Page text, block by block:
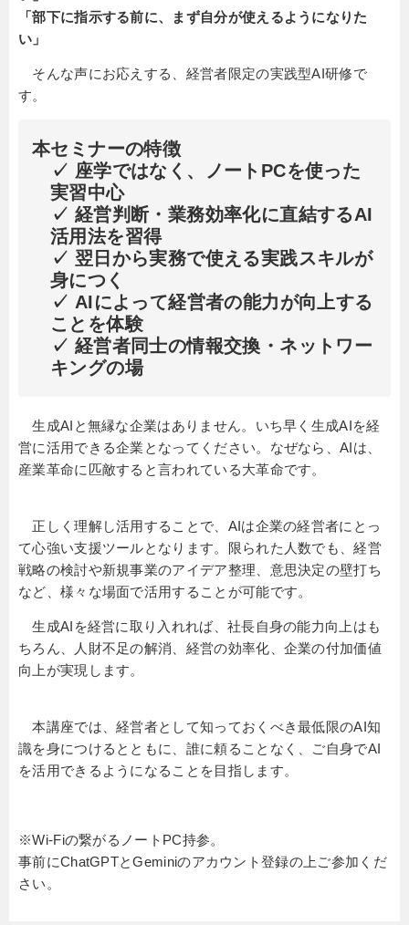
「部下に指示する前に、まず自分が使えるようになりた
い」
そんな声にお応えする、経営者限定の実践型AI研修で
す。
本セミナーの特徴
✓ 座学ではなく、ノートPCを使った
実習中心
✓ 経営判断・業務効率化に直結するAI
活用法を習得
✓ 翌日から実務で使える実践スキルが
身につく
✓ AIによって経営者の能力が向上する
ことを体験
✓ 経営者同士の情報交換・ネットワー
キングの場
生成AIと無縁な企業はありません。いち早く生成AIを経
営に活用できる企業となってください。なぜなら、AIは、
産業革命に匹敵すると言われている大革命です。
正しく理解し活用することで、AIは企業の経営者にとっ
て心強い支援ツールとなります。限られた人数でも、経営
戦略の検討や新規事業のアイデア整理、意思決定の壁打ち
など、様々な場面で活用することが可能です。
生成AIを経営に取り入れれば、社長自身の能力向上はも
ちろん、人財不足の解消、経営の効率化、企業の付加価値
向上が実現します。
本講座では、経営者として知っておくべき最低限のAI知
識を身につけるとともに、誰に頼ることなく、ご自身でAI
を活用できるようになることを目指します。
※Wi-Fiの繋がるノートPC持参。
事前にChatGPTとGeminiのアカウント登録の上ご参加くだ
さい。